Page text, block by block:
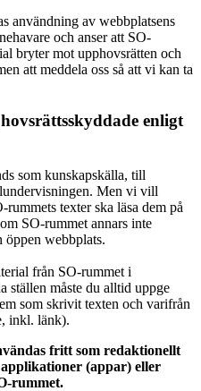
användning av webbplatsens
och anser att SO-
bryter mot upphovsrätten och
att meddela oss så att vi kan ta
enligt
som kunskapskälla, till
Men vi vill
texter ska läsa dem på
SO-rummet annars inte
öppen webbplats.
från SO-rummet i
ställen måste du alltid uppge
som skrivit texten och varifrån
inkl. länk).
fritt som redaktionellt
(appar) eller
rummet.